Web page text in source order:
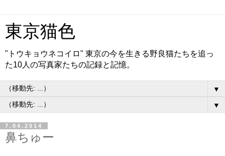
東京猫色
"トウキョウネコイロ" 東京の今を生きる野良猫たちを追っ
た10人の写真家たちの記録と記憶。
▼
▼
7.04.2014
鼻ちゅー